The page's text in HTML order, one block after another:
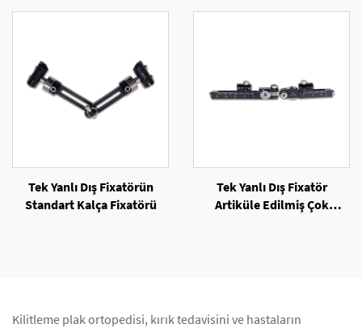
Tek Yanlı Dış Fixatörün
Standart Kalça Fixatörü
Tek Yanlı Dış Fixatör
Artiküle Edilmiş Çok
Kilitleme plak ortopedisi, kırık tedavisini ve hastaların